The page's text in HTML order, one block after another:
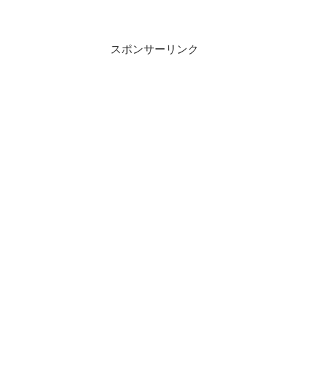
スポンサーリンク